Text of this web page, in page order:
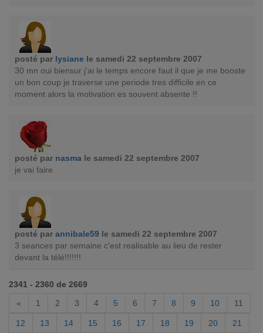
posté par lysiane le samedi 22 septembre 2007
30 mn oui biensur j'ai le temps encore faut il que je me booste
un bon coup je traverse une periode tres difficile en ce
moment alors la motivation es souvent absente !!
posté par nasma le samedi 22 septembre 2007
je vai faire
posté par annibale59 le samedi 22 septembre 2007
3 seances par semaine c'est realisable au lieu de rester
devant la télé!!!!!!!
2341 - 2360 de 2669
«
1 2 3 4 5 6 7 8 9 10 11
12 13 14 15 16 17 18 19 20 21